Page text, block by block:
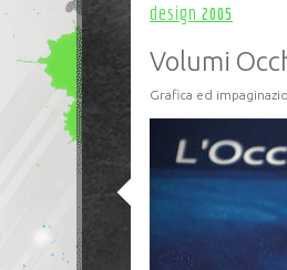
design 2005
Volumi
Grafica ed